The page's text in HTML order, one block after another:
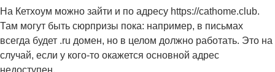
На Кетхоум можно зайти и по адресу https://cathome.club.
Там могут быть сюрпризы пока: например, в письмах
всегда будет .ru домен, но в целом должно работать. Это на
случай, если у кого-то окажется основной адрес
недоступен.